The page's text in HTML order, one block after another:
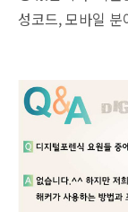
성코드, 모바일